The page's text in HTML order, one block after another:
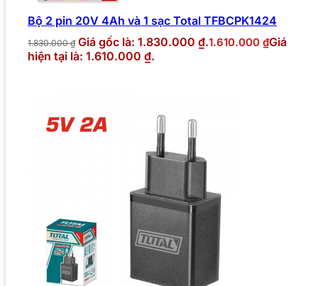
Bộ 2 pin 20V 4Ah và 1 sạc Total TFBCPK1424
1.830.000₫ Giá gốc là: 1.830.000 ₫.1.610.000 ₫Giá
hiện tại là: 1.610.000 ₫.